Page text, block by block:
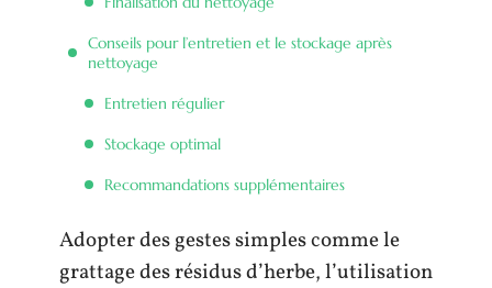
Conseils pour l’entretien et le stockage après
nettoyage
Entretien régulier
Stockage optimal
Recommandations supplémentaires
Adopter des gestes simples comme le
grattage des résidus d’herbe, l’utilisation